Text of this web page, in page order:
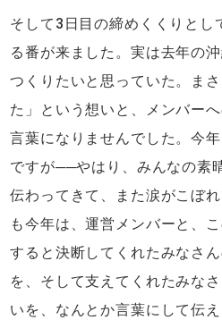
そして3日目の締めくくりとし
る番が来ました。実は去年の
つくりたいと思っていた。ま
た」という想いと、メンバー
言葉になりませんでした。今
ですが──やはり、みんなの素
伝わってきて、また涙がこぼ
も今年は、運営メンバーと、
すると決断してくれたみなさ
を、そして支えてくれたみな
いを、なんとか言葉にして伝